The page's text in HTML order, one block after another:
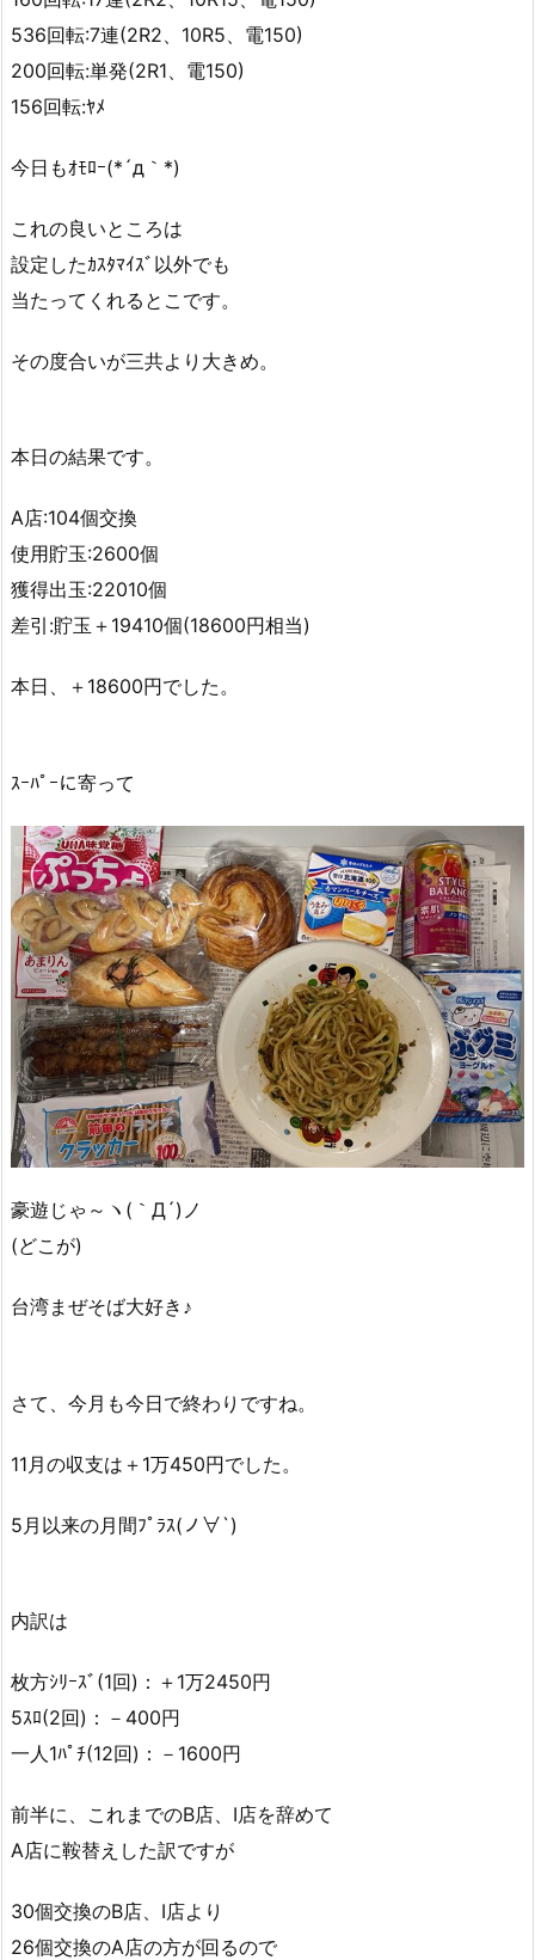
536回転:7連(2R2、10R5、電150)
200回転:単発(2R1、電150)
156回転:ﾔﾒ
今日もｵﾓﾛｰ(*´д｀*)
これの良いところは
設定したｶｽﾀﾏｲｽﾞ以外でも
当たってくれるとこです。
その度合いが三共より大きめ。
本日の結果です。
A店:104個交換
使用貯玉:2600個
獲得出玉:22010個
差引:貯玉＋19410個(18600円相当)
本日、＋18600円でした。
ｽｰﾊﾟｰに寄って
豪遊じゃ～ヽ(｀Д´)ノ
(どこが)
台湾まぜそば大好き♪
さて、今月も今日で終わりですね。
11月の収支は＋1万450円でした。
5月以来の月間ﾌﾟﾗｽ(ノ∀`)
内訳は
枚方ｼﾘｰｽﾞ(1回)：＋1万2450円
5ｽﾛ(2回)：－400円
一人1ﾊﾟﾁ(12回)：－1600円
前半に、これまでのB店、I店を辞めて
A店に鞍替えした訳ですが
30個交換のB店、I店より
26個交換のA店の方が回るので